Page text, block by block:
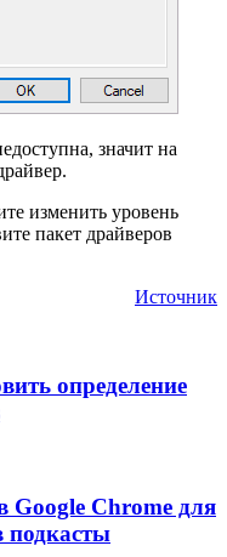
значит на
изменить уровень
пакет драйверов
Источник
определение
Chrome для
подкасты